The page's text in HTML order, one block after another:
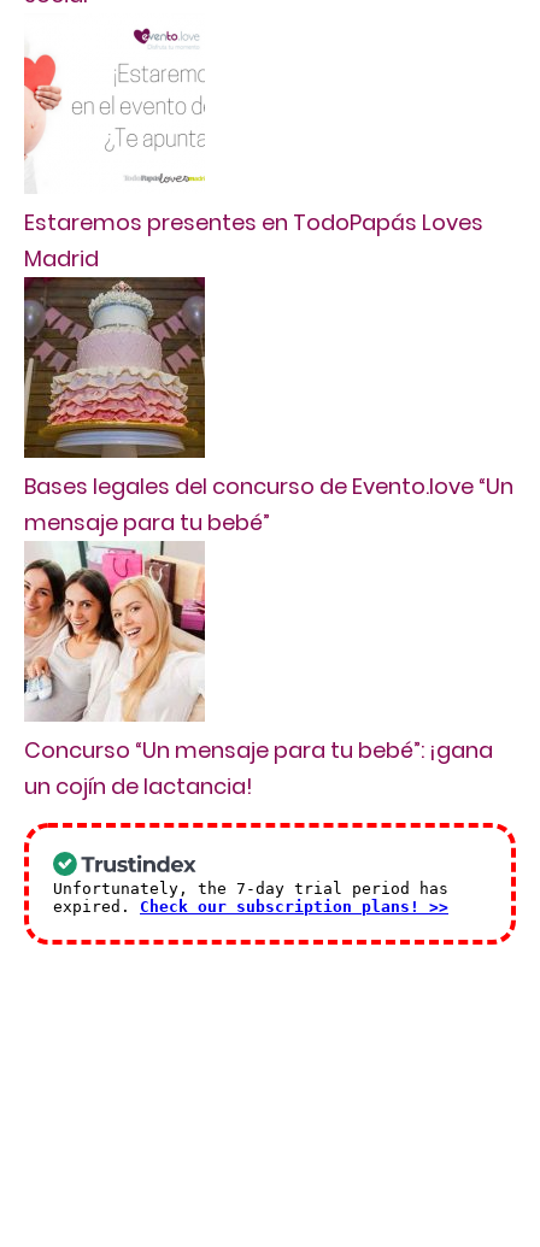
Estaremos presentes en TodoPapás Loves
Madrid
Bases legales del concurso de Evento.love “Un
mensaje para tu bebé”
Concurso “Un mensaje para tu bebé”: ¡gana
un cojín de lactancia!